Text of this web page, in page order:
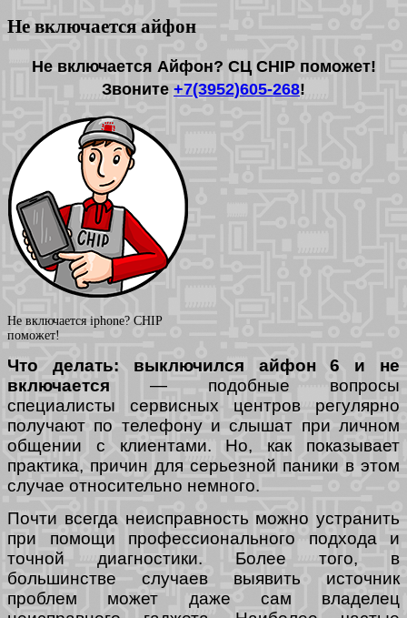
Не включается айфон
Не включается Айфон? СЦ CHIP поможет!
Звоните +7(3952)605-268!
Не включается iphone? CHIP
поможет!
Что делать: выключился айфон 6 и не
включается— подобные вопросы
специалисты сервисных центров регулярно
получают по телефону и слышат при личном
общении с клиентами. Но, как показывает
практика, причин для серьезной паники в этом
случае относительно немного.
Почти всегда неисправность можно устранить
при помощи профессионального подхода и
точной диагностики. Более того, в
большинстве случаев выявить источник
проблем может даже сам владелец